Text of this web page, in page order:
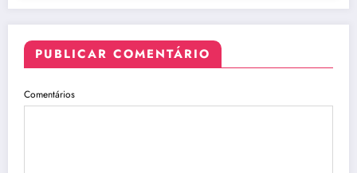
PUBLICAR COMENTÁRIO
Comentários